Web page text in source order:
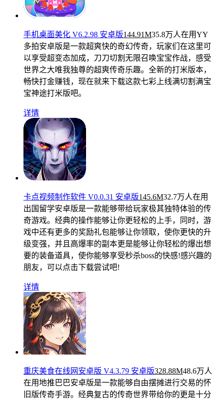
手机桌面美化 V6.2.98 安卓版144.91M35.8万人在用YY
多拍安卓版是一款超爽快的奇幻传奇，玩家们在这里可
以享受超变态加成，刀刀切割无限召唤宝宝作战，感受
世界之大唯我独尊的超爽传奇乐趣。全新的打米版本，
畅快打金赚钱，现在就来下载这款七彩上线满切割满宝
宝神途打米版吧。
详情
卡点视频制作软件 V0.0.31 安卓版145.6M32.7万人在用
出国留学安卓版是一款能够带给玩家极其独特体验的传
奇游戏。经典的操作能够让你更轻松的上手，同时，游
戏中还有更多的奖励礼包能够让你领取，使你更快的升
级变强，并且高爆率的副本更是能够让你轻松的爆出想
要的装备道具，使你能够享受秒杀boss的快感!感兴趣的
朋友，可以点击下载尝试吧!
详情
重庆美食在线网安卓版 V4.3.79 安卓版328.88M48.6万人
在用地推巴巴安卓版是一款能够自由摆摊进行交易的怀
旧版传奇手游。经典复古的传奇世界带给你的更是十分